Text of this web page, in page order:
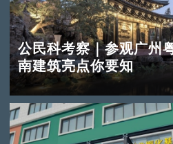
公民科考察｜参观广州
南建筑亮点你要知